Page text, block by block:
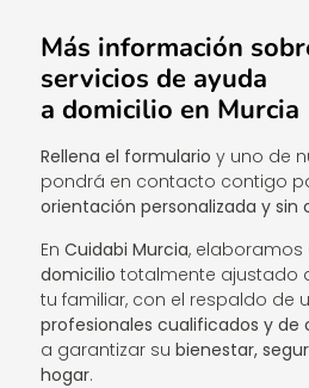
Más información
servicios de ayuda
a domicilio en Murcia
Rellena el formulario y uno de
pondrá en contacto contigo
orientación personalizada y sin
EnCuidabi Murcia,
domicilio totalmente ajustado
tu familiar, con el respaldo de
profesionales cualificados y de
a garantizar subienestar,
hogar.